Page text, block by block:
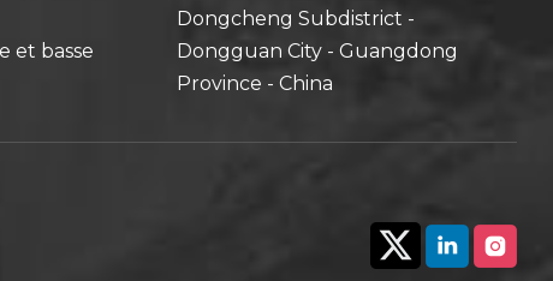
et basse
Dongcheng Subdistrict -
Dongguan City - Guangdong
Province - China